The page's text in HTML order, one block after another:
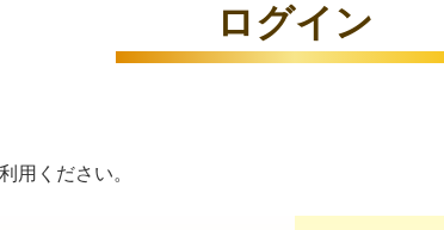
ログイン
用ください。